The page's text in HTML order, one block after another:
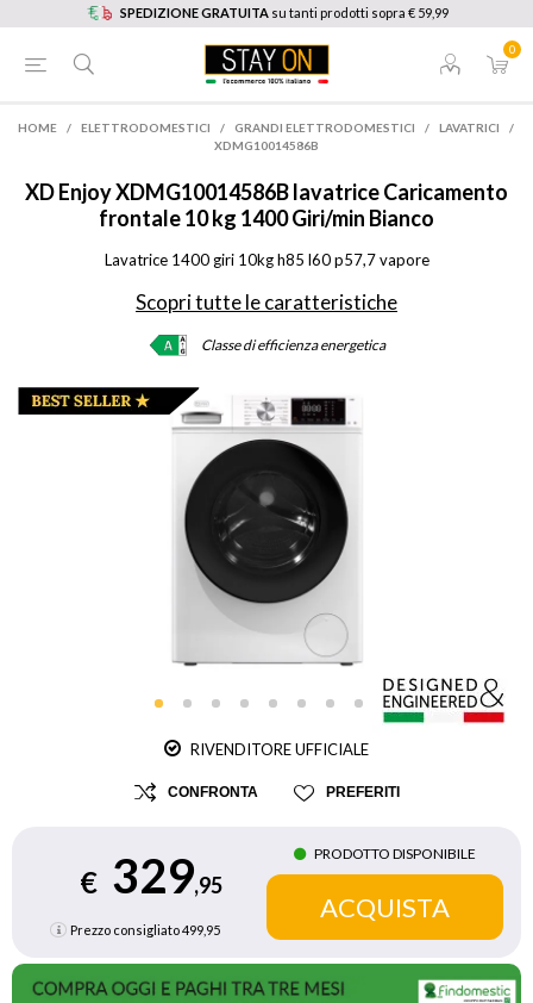
SPEDIZIONE GRATUITA su tanti prodotti sopra € 59,99
0
HOME / ELETTRODOMESTICI / GRANDI ELETTRODOMESTICI / LAVATRICI
/
XDMG10014586B
XD EnjoyXDMG10014586B lavatrice Caricamento
frontale 10 kg 1400 Giri/min Bianco
Lavatrice 1400 giri 10kg h85 l60 p57,7 vapore
Scopri tutte le caratteristiche
Classe di efficienza energetica
RIVENDITORE UFFICIALE
CONFRONTA PREFERITI
€ 329,95
Prezzo consigliato499,95
PRODOTTO DISPONIBILE